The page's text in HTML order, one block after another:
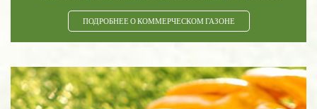
ПОДРОБНЕЕ О КОММЕРЧЕСКОМ ГАЗОНЕ